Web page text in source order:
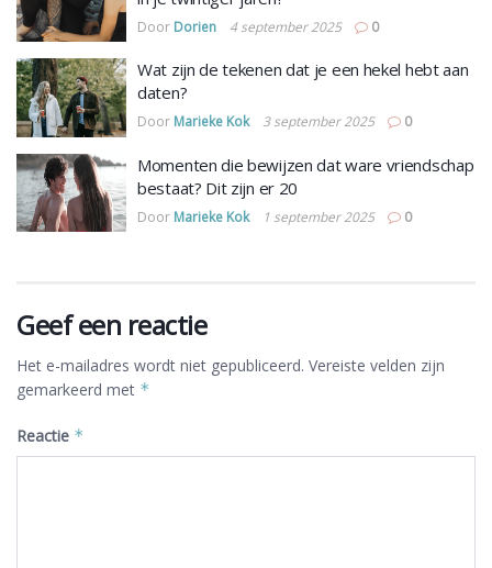
Door Dorien 4 september 2025 0
Wat zijn de tekenen dat je een hekel hebt aan
daten?
Door Marieke Kok 3 september 2025 0
Momenten die bewijzen dat ware vriendschap
bestaat? Dit zijn er 20
Door Marieke Kok 1 september 2025 0
Geef een reactie
Het e-mailadres wordt niet gepubliceerd. Vereiste velden zijn
gemarkeerd met *
Reactie *